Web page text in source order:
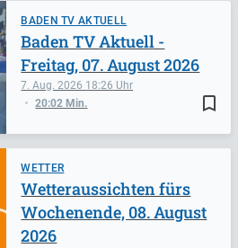
BADEN TV AKTUELL
bookmark_border
7. Aug. 2026 18:26
20:02 Min.
Baden TV Aktuell -
Freitag, 07. August 2026
WETTER
Wetteraussichten fürs
Wochenende, 08. August
2026